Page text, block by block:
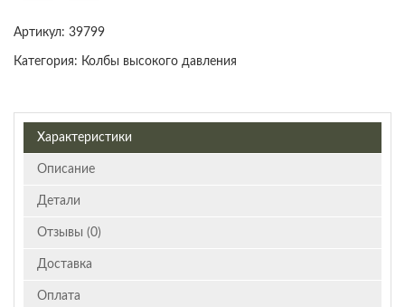
Артикул: 39799
Категория: Колбы высокого давления
Характеристики
Описание
Детали
Отзывы (0)
Доставка
Оплата